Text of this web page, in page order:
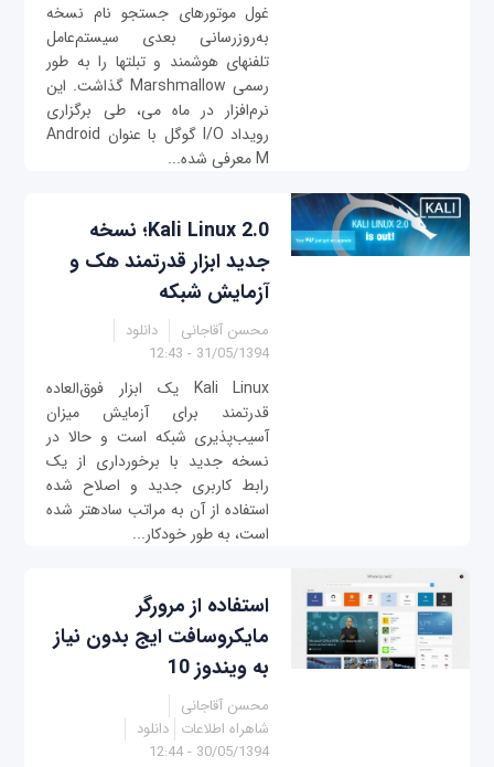
غول موتورهای جستجو نام نسخه
به‌روزرسانی بعدی سیستم‌عامل
تلفن‎های هوشمند و تبلت‎ها را به طور
رسمی ‎ Marshmallowگذاشت. این
نرم‌افزار در ماه می‎، طی برگزاری
رویداد I/O گوگل با عنوان Android
M معرفی شده...
Kali Linux 2.0؛ نسخه
جدید ابزار قدرتمند هک و
آزمايش شبکه
محسن آقاجانی
دانلود
31/05/1394 - 12:43
Kali Linux یک ابزار فوق‌العاده
قدرتمند برای آزمایش میزان
آسیب‌پذیری شبکه است و حالا در
نسخه جدید با برخورداری از یک
رابط کاربری جدید و اصلاح شده
استفاده از آن به مراتب ساده‎تر شده
است، به طور خودکار...
استفاده از مرورگر
مایکروسافت ایج بدون نیاز
به ویندوز 10
محسن آقاجانی
شاهراه اطلاعات دانلود
30/05/1394 - 12:44